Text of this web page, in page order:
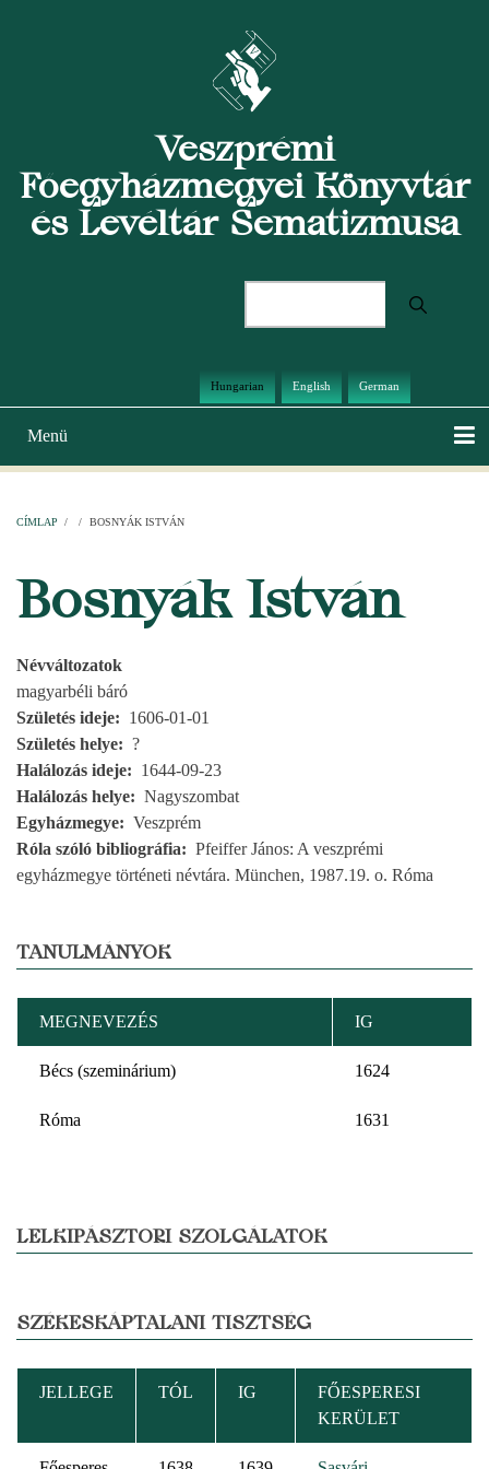
Veszprémi
Főegyházmegyei Könyvtár
és Levéltár Sematizmusa
Hungarian English German
Main
navigation
Menü
CÍMLAP / / BOSNYÁK ISTVÁN
Bosnyák István
Névváltozatok
magyarbéli báró
Születés ideje
1606-01-01
Születés helye
?
Halálozás ideje
1644-09-23
Halálozás helye
Nagyszombat
Egyházmegye
Veszprém
Róla szóló bibliográfia
Pfeiffer János: A veszprémi
egyházmegye történeti névtára. München, 1987.19. o. Róma
TANULMÁNYOK
MEGNEVEZÉS IG
Bécs (szeminárium) 1624
Róma 1631
LELKIPÁSZTORI SZOLGÁLATOK
SZÉKESKÁPTALANI TISZTSÉG
JELLEGE TÓL IG
FŐESPERESI
KERÜLET